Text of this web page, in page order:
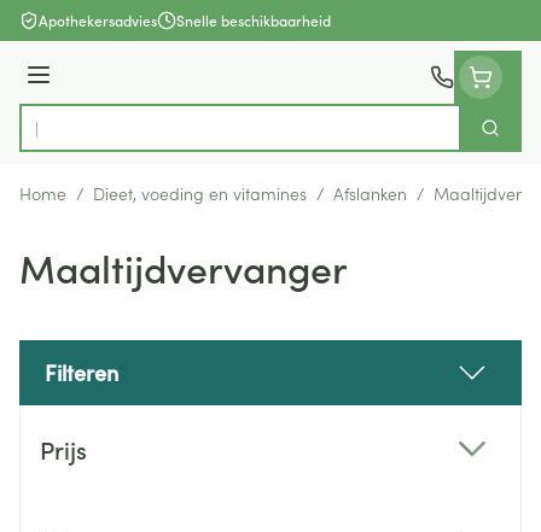
Ga naar de inhoud
Apothekersadvies Snelle beschikbaarheid
Menu
Product, merk, categorie...
Zoek
Home / Dieet, voeding en vitamines / Afslanken /
Maaltijdvervanger
Filteren
Prijs